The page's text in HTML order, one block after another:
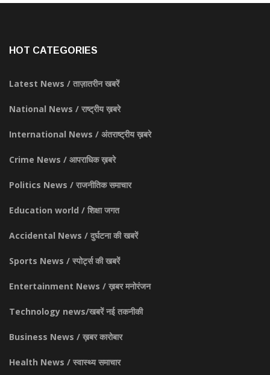
HOT CATEGORIES
Latest News / ताज़ातरीन खबरें
National News / राष्ट्रीय ख़बरे
International News / अंतराष्ट्रीय ख़बरे
Crime News / आपराधिक ख़बरे
Politics News / राजनीतिक समाचार
Education world / शिक्षा जगत
Accidental News / दुर्घटना की खबरें
Sports News / स्पोर्ट्स की खबरें
Entertainment News / ख़बर मनोरंजन
Technology news/खबरें नई तकनीकी
Business News / ख़बर कारोबार
Health News / स्वास्थ्य समाचार